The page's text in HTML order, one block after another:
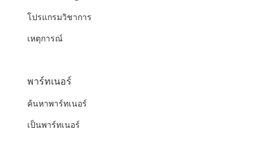
โปรแกรมวิชาการ
เหตุการณ์
พาร์ทเนอร์
ค้นหาพาร์ทเนอร์
เป็นพาร์ทเนอร์